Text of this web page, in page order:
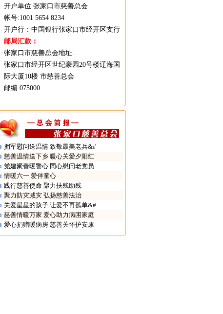
2022年度全国慈善会爱心企业家候选对象推荐
公示公告(2023-03-27)
2022年度全国慈善会“中华慈善品牌”项目候选
张家口市慈善总会2022年度审计报告
03-20)
开户单位:张家口市慈善总会
帐号:1001 5654 8234
开户行：中国银行张家口市经开区支行
邮局汇款：
张家口市慈善总会地址:
张家口市经开区世纪豪园20号楼辽海国
际大厦10楼 市慈善总会
邮编:075000
拥军慰问送温情 致敬最美老兵&#
慈善温情送下乡 暖心关爱夕阳红
党建聚善暖警心 同心慰问老党员
情暖六一 爱伴童心
践行慈善使命 聚力扶残助残
聚力防灾减灾 弘扬慈善法治
关爱星星的孩子 让爱不再孤单&#
慈善情暖万家 爱心助力病困家庭
爱心捐赠暖病房 慈善关怀护安康